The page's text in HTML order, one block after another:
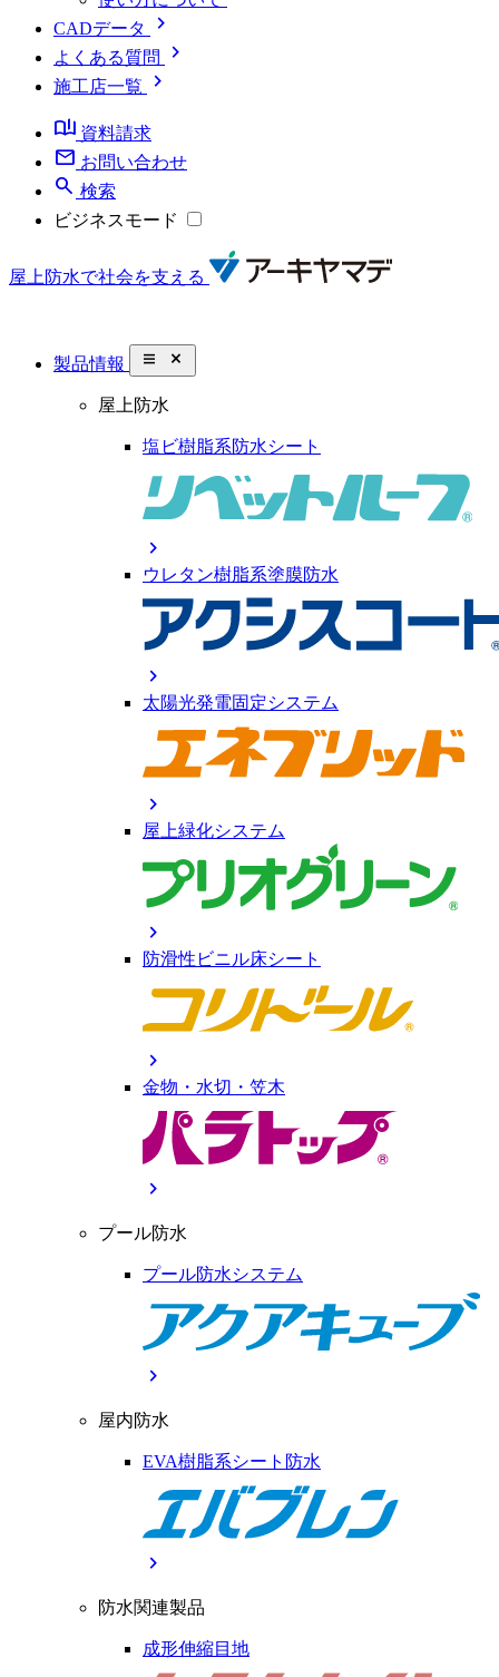
CADデータ chevron_right
よくある質問 chevron_right
施工店一覧
chevron_right
book_ribbon 資料請求
mail お問い合わせ
search 検索
ビジネスモード
屋上防水で社会を支える
製品情報 close_small
屋上防水
塩ビ樹脂系防水シート
chevron_right
ウレタン樹脂系塗膜防水
chevron_right
太陽光発電固定システム
chevron_right
屋上緑化システム
chevron_right
防滑性ビニル床シート
chevron_right
金物・水切・笠木
chevron_right
プール防水
プール防水システム
chevron_right
屋内防水
EVA樹脂系シート防水
chevron_right
防水関連製品
成形伸縮目地